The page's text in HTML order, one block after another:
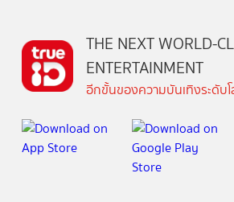
THE NEXT WORLD-
ENTERTAINMENT
อีกขั้นของความบันเทิงระดับ